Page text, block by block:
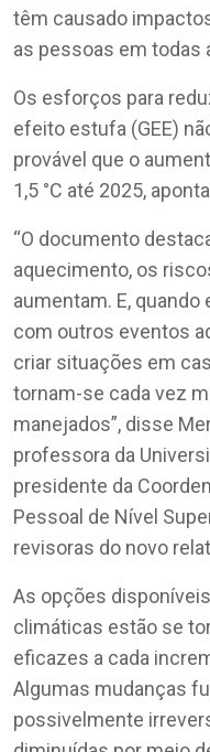
têm causado
as pessoas em todas
Os esforços para
efeito estufa (GEE)
provável que o
1,5 °C até 2025,
“O documento
aquecimento, os
aumentam. E,
com outros eventos
criar situações em
tornam-se cada vez
manejados”, disse
professora da
presidente da
Pessoal de Nível
revisoras do novo
As opções
climáticas estão se
eficazes a cada
Algumas mudanças
possivelmente